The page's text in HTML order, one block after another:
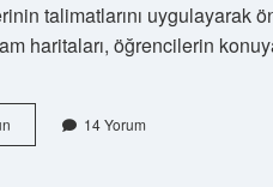
talimatlarını uygulayarak
haritaları, öğrencilerin
Anlamlandırma
stratejisi
14 Yorum